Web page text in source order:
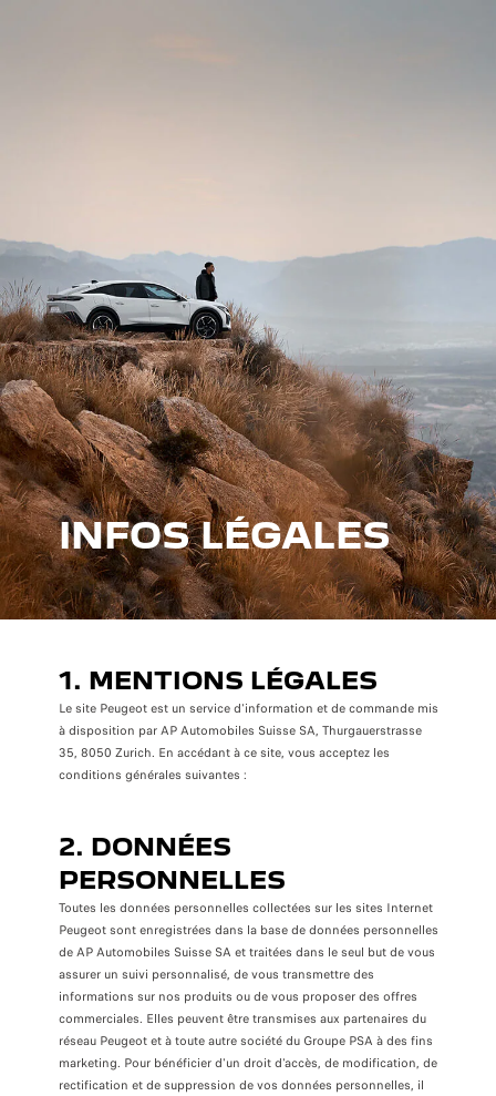
INFOS LÉGALES
1. MENTIONS LÉGALES
Le site Peugeot est un service d'information et de commande mis
à disposition par AP Automobiles Suisse SA, Thurgauerstrasse
35, 8050 Zurich. En accédant à ce site, vous acceptez les
conditions générales suivantes :
2. DONNÉES
PERSONNELLES
Toutes les données personnelles collectées sur les sites Internet
Peugeot sont enregistrées dans la base de données personnelles
de AP Automobiles Suisse SA et traitées dans le seul but de vous
assurer un suivi personnalisé, de vous transmettre des
informations sur nos produits ou de vous proposer des offres
commerciales. Elles peuvent être transmises aux partenaires du
réseau Peugeot et à toute autre société du Groupe PSA à des fins
marketing. Pour bénéficier d'un droit d'accès, de modification, de
rectification et de suppression de vos données personnelles, il